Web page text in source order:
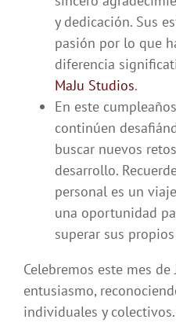
y dedicación. Sus
pasión por lo que
diferencia
MaJu Studios.
En este
continúen
buscar nuevos
desarrollo.
personal es un
una oportunidad
superar sus
Celebremos este mes
entusiasmo,
individuales y